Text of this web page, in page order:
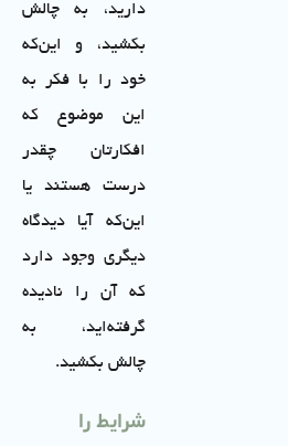
دارید، به چالش
بکشید، و این‌که
خود را با فکر به
این موضوع که
افکارتان چقدر
درست هستند یا
این‌که آیا دیدگاه
دیگری وجود دارد
که آن را نادیده
گرفته‌اید، به
چالش بکشید.
شرایط را